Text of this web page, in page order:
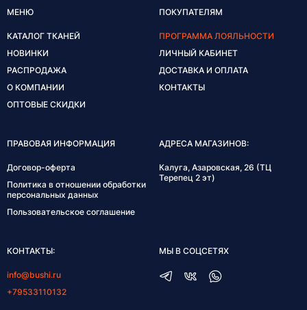
МЕНЮ
КАТАЛОГ ТКАНЕЙ
НОВИНКИ
РАСПРОДАЖА
О КОМПАНИИ
ОПТОВЫЕ СКИДКИ
ПОКУПАТЕЛЯМ
ПРОГРАММА ЛОЯЛЬНОСТИ
ЛИЧНЫЙ КАБИНЕТ
ДОСТАВКА И ОПЛАТА
КОНТАКТЫ
ПРАВОВАЯ ИНФОРМАЦИЯ
Договор-оферта
Политика в отношении обработки
персональных данных
Пользовательское соглашение
АДРЕСА МАГАЗИНОВ:
Калуга, Азаровская, 26 (ТЦ
Терепец 2 эт)
КОНТАКТЫ:
info@bushi.ru
+79533110132
МЫ В СОЦСЕТЯХ